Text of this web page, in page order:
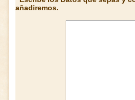
añadiremos.